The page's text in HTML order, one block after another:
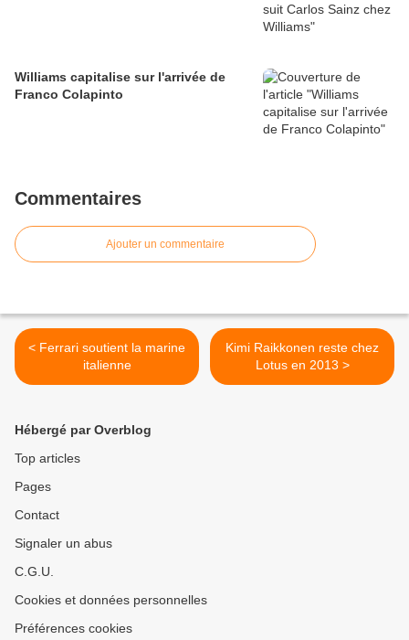
Williams capitalise sur l'arrivée de
Franco Colapinto
Commentaires
Ajouter un commentaire
< Ferrari soutient la marine
italienne
Kimi Raikkonen reste chez
Lotus en 2013 >
Hébergé par Overblog
Top articles
Pages
Contact
Signaler un abus
C.G.U.
Cookies et données personnelles
Préférences cookies